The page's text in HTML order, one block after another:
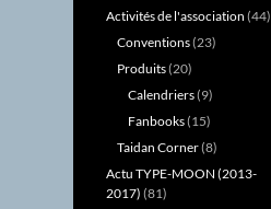
Activités de l'association (44)
Conventions(23)
Produits(20)
Calendriers(9)
Fanbooks(15)
Taidan Corner(8)
Actu TYPE-MOON (2013-
2017) (81)